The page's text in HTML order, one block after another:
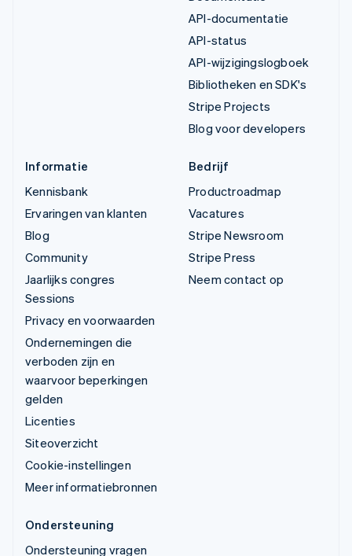
API-documentatie
API-status
API-wijzigingslogboek
Bibliotheken en SDK's
Stripe Projects
Blog voor developers
Informatie
Kennisbank
Ervaringen van klanten
Blog
Community
Jaarlijks congres
Sessions
Privacy en voorwaarden
Ondernemingen die
verboden zijn en
waarvoor beperkingen
gelden
Licenties
Siteoverzicht
Cookie-instellingen
Meer informatiebronnen
Bedrijf
Productroadmap
Vacatures
Stripe Newsroom
Stripe Press
Neem contact op
Ondersteuning
Ondersteuning vragen